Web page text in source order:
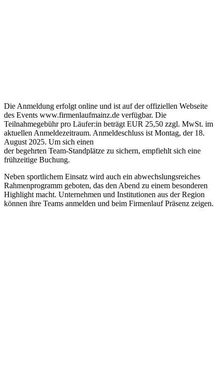
Die Anmeldung erfolgt online und ist auf der offiziellen Webseite
des Events www.firmenlaufmainz.de verfügbar. Die
Teilnahmegebühr pro Läufer:in beträgt EUR 25,50 zzgl. MwSt. im
aktuellen Anmeldezeitraum. Anmeldeschluss ist Montag, der 18.
August 2025. Um sich einen
der begehrten Team-Standplätze zu sichern, empfiehlt sich eine
frühzeitige Buchung.
Neben sportlichem Einsatz wird auch ein abwechslungsreiches
Rahmenprogramm geboten, das den Abend zu einem besonderen
Highlight macht. Unternehmen und Institutionen aus der Region
können ihre Teams anmelden und beim Firmenlauf Präsenz zeigen.